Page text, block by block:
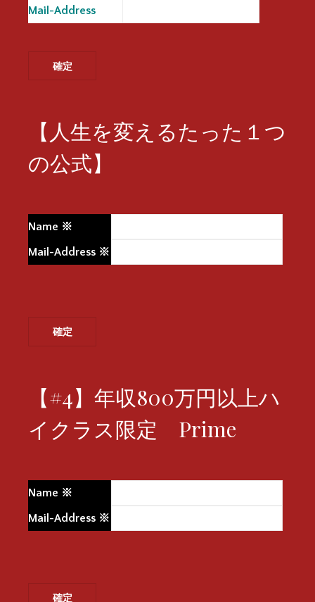
Mail-Address
【人生を変えるたった１つ
の公式】
Name ※
Mail-Address ※
【#4】年収800万円以上ハ
イクラス限定 Prime
Name ※
Mail-Address ※